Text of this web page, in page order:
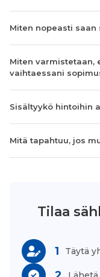
Miten nopeasti saan
Miten varmistetaan,
vaihtaessani
Sisältyykö hintoihin
Mitä tapahtuu, jos
Tilaa
1 Täytä